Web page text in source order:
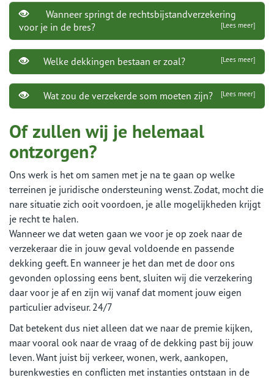
Wanneer springt de rechtsbijstandverzekering
voor je in de bres?
[Lees meer]
Welke dekkingen bestaan er zoal? [Lees meer]
Wat zou de verzekerde som moeten zijn? [Lees meer]
Of zullen wij je helemaal
ontzorgen?
Ons werk is het om samen met je na te gaan op welke
terreinen je juridische ondersteuning wenst. Zodat, mocht die
nare situatie zich ooit voordoen, je alle mogelijkheden krijgt
je recht te halen.
Wanneer we dat weten gaan we voor je op zoek naar de
verzekeraar die in jouw geval voldoende en passende
dekking geeft. En wanneer je het dan met de door ons
gevonden oplossing eens bent, sluiten wij die verzekering
daar voor je af en zijn wij vanaf dat moment jouw eigen
particulier adviseur. 24/7
Dat betekent dus niet alleen dat we naar de premie kijken,
maar vooral ook naar de vraag of de dekking past bij jouw
leven. Want juist bij verkeer, wonen, werk, aankopen,
burenkwesties en conflicten met instanties ontstaan in de